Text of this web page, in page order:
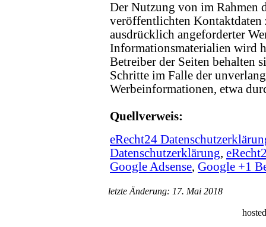
Der Nutzung von im Rahmen
veröffentlichten Kontaktdaten
ausdrücklich angeforderter
Informationsmaterialien wird
Betreiber der Seiten behalten
Schritte im Falle der
Werbeinformationen, etwa
Quellverweis:
eRecht24
Datenschutzerklärung,
Google Adsense, Google +1
letzte Änderung: 17. Mai 2018